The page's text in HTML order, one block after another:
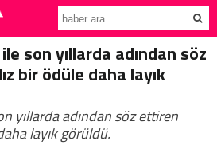
son yıllarda adından söz
bir ödüle daha layık
yıllarda adından söz ettiren
layık görüldü.